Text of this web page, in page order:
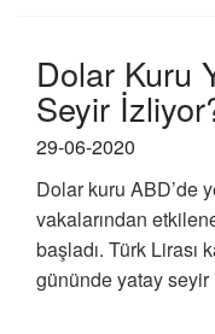
Dolar Kuru
Seyir
29-06-2020
Dolar kuru ABD’de
vakalarından
başladı. Türk Lirası
gününde yatay seyir